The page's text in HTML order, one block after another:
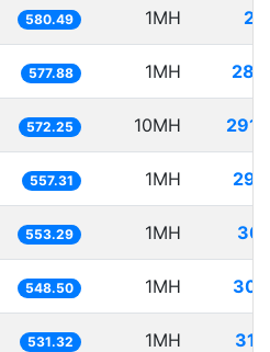
580.49 1MH
577.88 1MH
572.25 10MH
557.31 1MH
553.29 1MH
548.50 1MH
531.32 1MH